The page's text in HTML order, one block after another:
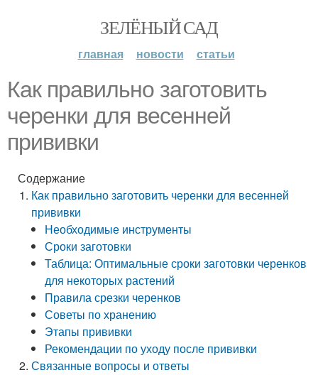
ЗЕЛЁНЫЙ САД
главная новости статьи
Как правильно заготовить
черенки для весенней
прививки
Содержание
Как правильно заготовить черенки для весенней
прививки
Необходимые инструменты
Сроки заготовки
Таблица: Оптимальные сроки заготовки черенков
для некоторых растений
Правила срезки черенков
Советы по хранению
Этапы прививки
Рекомендации по уходу после прививки
Связанные вопросы и ответы